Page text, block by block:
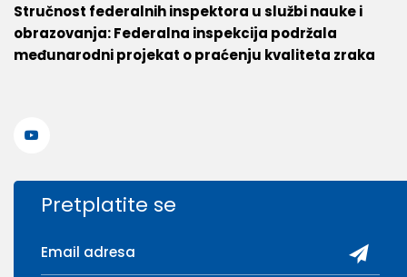
Stručnost federalnih inspektora u službi nauke i
obrazovanja: Federalna inspekcija podržala
međunarodni projekat o praćenju kvaliteta zraka
Pretplatite se